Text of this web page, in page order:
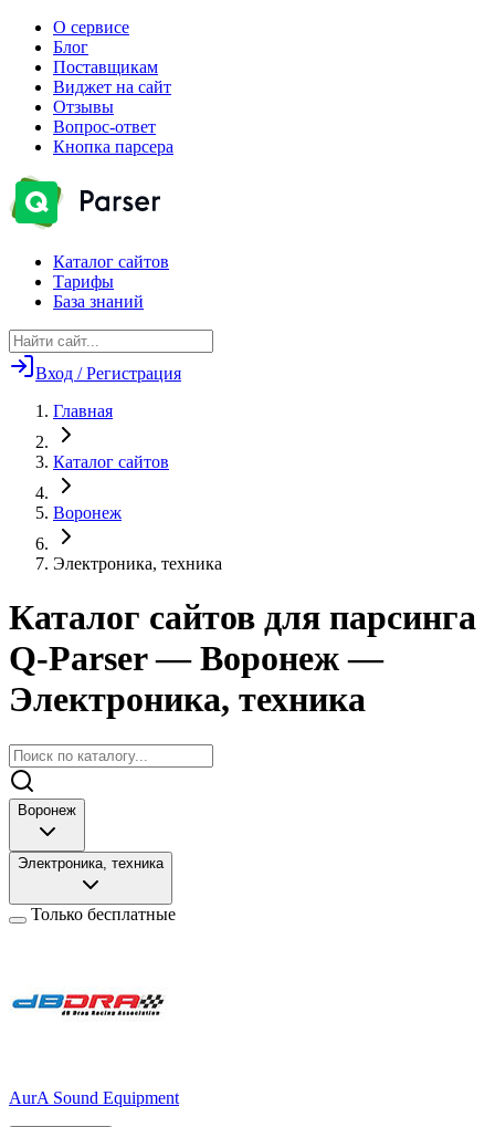
О сервисе
Блог
Поставщикам
Виджет на сайт
Отзывы
Вопрос-ответ
Кнопка парсера
Каталог сайтов
Тарифы
База знаний
Вход / Регистрация
Главная
Каталог сайтов
Воронеж
Электроника, техника
Каталог сайтов для парсинга
Q-Parser— Воронеж —
Электроника, техника
Воронеж
Электроника, техника
Только бесплатные
AurA Sound Equipment